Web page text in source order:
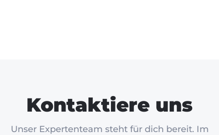
Kontaktiere uns
Unser Expertenteam steht für dich bereit. Im